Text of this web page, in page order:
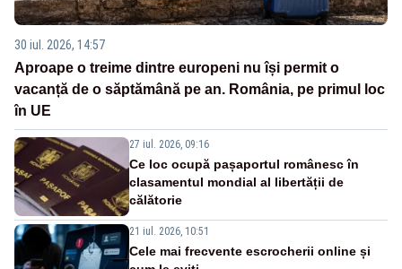
30 iul. 2026, 14:57
Aproape o treime dintre europeni nu își permit o
vacanță de o săptămână pe an. România, pe primul loc
în UE
27 iul. 2026, 09:16
Ce loc ocupă pașaportul românesc în
clasamentul mondial al libertății de
călătorie
21 iul. 2026, 10:51
Cele mai frecvente escrocherii online și